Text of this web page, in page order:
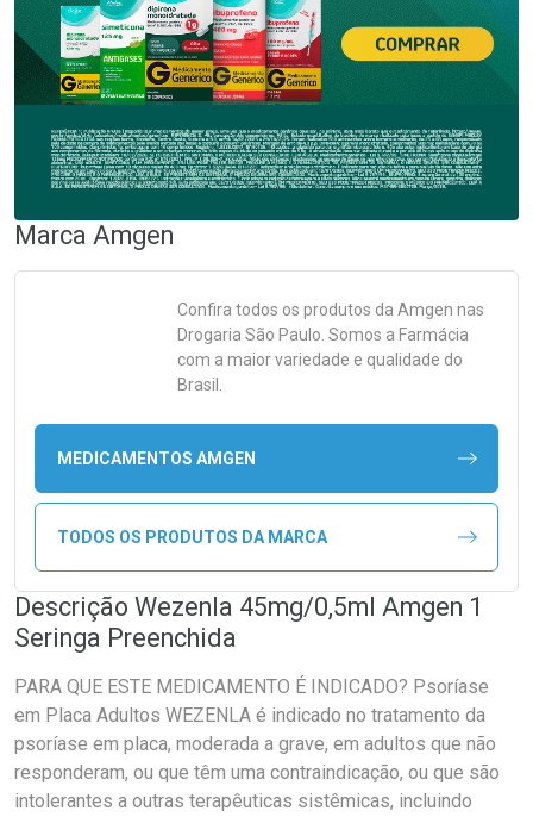
Marca Amgen
Confira todos os produtos da Amgen nas
Drogaria São Paulo. Somos a Farmácia
com a maior variedade e qualidade do
Brasil.
MEDICAMENTOS AMGEN
TODOS OS PRODUTOS DA MARCA
Descrição Wezenla 45mg/0,5ml Amgen 1
Seringa Preenchida
PARA QUE ESTE MEDICAMENTO É INDICADO? Psoríase
em Placa Adultos WEZENLA é indicado no tratamento da
psoríase em placa, moderada a grave, em adultos que não
responderam, ou que têm uma contraindicação, ou que são
intolerantes a outras terapêuticas sistêmicas, incluindo